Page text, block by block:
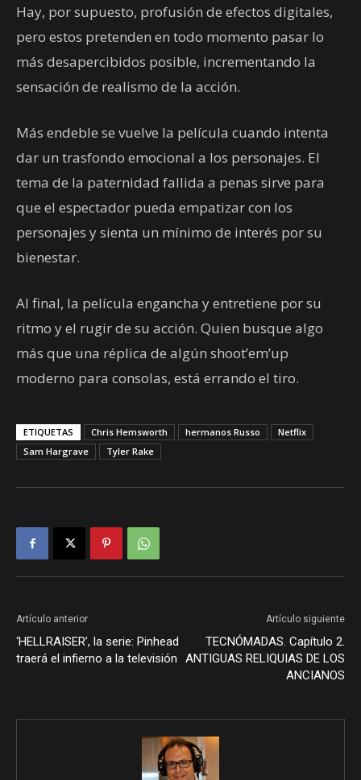
Hay, por supuesto, profusión de efectos digitales,
pero estos pretenden en todo momento pasar lo
más desapercibidos posible, incrementando la
sensación de realismo de la acción.
Más endeble se vuelve la película cuando intenta
dar un trasfondo emocional a los personajes. El
tema de la paternidad fallida a penas sirve para
que el espectador pueda empatizar con los
personajes y sienta un mínimo de interés por su
bienestar.
Al final, la película engancha y entretiene por su
ritmo y el rugir de su acción. Quien busque algo
más que una réplica de algún shoot’em’up
moderno para consolas, está errando el tiro.
ETIQUETAS Chris Hemsworth hermanos Russo
Netflix
Sam Hargrave
Tyler Rake
Artículo anterior
‘HELLRAISER’, la serie: Pinhead
traerá el infierno a la televisión
Artículo siguiente
TECNÓMADAS. Capítulo 2.
ANTIGUAS RELIQUIAS DE LOS
ANCIANOS